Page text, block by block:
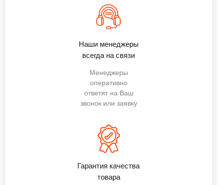
Гарантия качества
товара
Наши менеджеры
всегда на связи
Менеджеры
оперативно
ответят на Ваш
звонок или заявку